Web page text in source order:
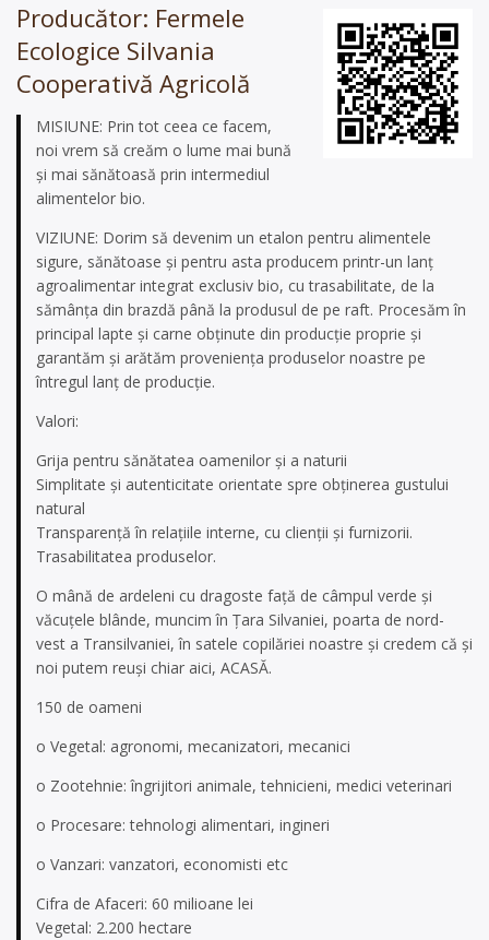
Producător: Fermele
Ecologice Silvania
Cooperativă Agricolă
MISIUNE: Prin tot ceea ce facem,
noi vrem să creăm o lume mai bună
şi mai sănătoasă prin intermediul
alimentelor bio.
VIZIUNE: Dorim să devenim un etalon pentru alimentele
sigure, sănătoase şi pentru asta producem printr-un lanţ
agroalimentar integrat exclusiv bio, cu trasabilitate, de la
sămânţa din brazdă până la produsul de pe raft. Procesăm în
principal lapte şi carne obţinute din producţie proprie şi
garantăm şi arătăm provenienţa produselor noastre pe
întregul lanţ de producţie.
Valori:
Grija pentru sănătatea oamenilor şi a naturii
Simplitate şi autenticitate orientate spre obţinerea gustului
natural
Transparenţă în relaţiile interne, cu clienţii şi furnizorii.
Trasabilitatea produselor.
O mână de ardeleni cu dragoste faţă de câmpul verde şi
văcuţele blânde, muncim în Ţara Silvaniei, poarta de nord-
vest a Transilvaniei, în satele copilăriei noastre şi credem că şi
noi putem reuşi chiar aici, ACASĂ.
150 de oameni
o Vegetal: agronomi, mecanizatori, mecanici
o Zootehnie: îngrijitori animale, tehnicieni, medici veterinari
o Procesare: tehnologi alimentari, ingineri
o Vanzari: vanzatori, economisti etc
Cifra de Afaceri: 60 milioane lei
Vegetal: 2.200 hectare